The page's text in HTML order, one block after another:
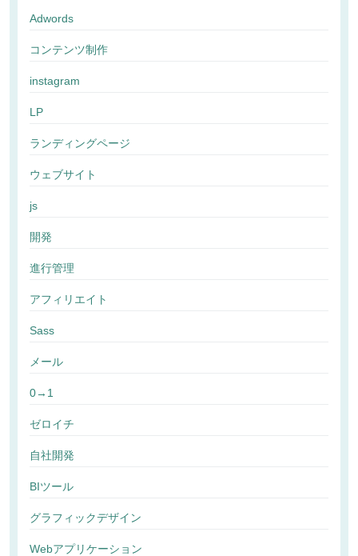
Adwords
コンテンツ制作
instagram
LP
ランディングページ
ウェブサイト
js
開発
進行管理
アフィリエイト
Sass
メール
0→1
ゼロイチ
自社開発
BIツール
グラフィックデザイン
Webアプリケーション